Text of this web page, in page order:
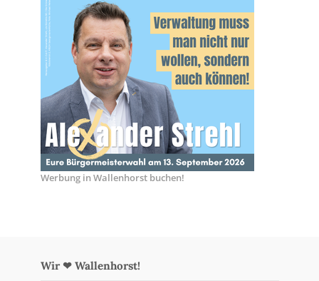
Werbung in Wallenhorst buchen!
Wir ❤ Wallenhorst!